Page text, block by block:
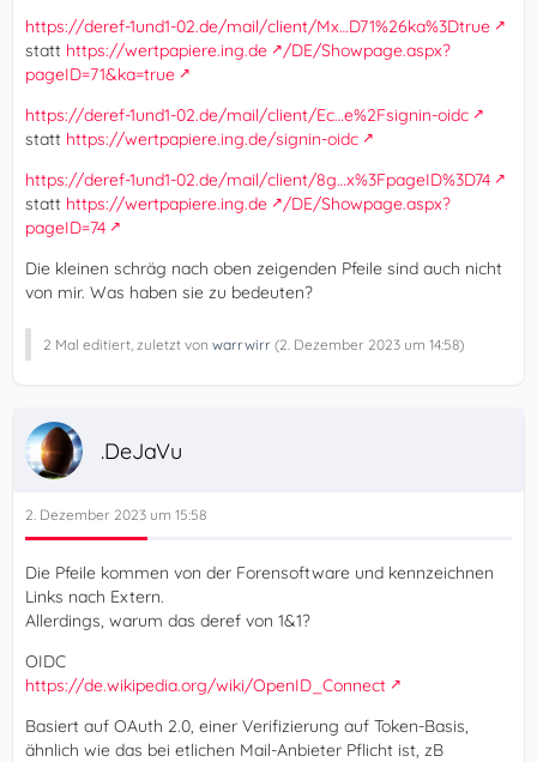
https://deref-1und1-02.de/mail/client/Mx…D71%26ka%3Dtrue
statt https://wertpapiere.ing.de
/DE/Showpage.aspx?
pageID=71&ka=true
https://deref-1und1-02.de/mail/client/Ec…e%2Fsignin-oidc
statt https://wertpapiere.ing.de/signin-oidc
https://deref-1und1-02.de/mail/client/8g…x%3FpageID%3D74
statt https://wertpapiere.ing.de
/DE/Showpage.aspx?
pageID=74
Die kleinen schräg nach oben zeigenden Pfeile sind auch nicht
von mir. Was haben sie zu bedeuten?
2 Mal editiert, zuletzt von warrwirr (2. Dezember 2023 um 14:58)
.DeJaVu
2. Dezember 2023 um 15:58
Die Pfeile kommen von der Forensoftware und kennzeichnen
Links nach Extern.
Allerdings, warum das deref von 1&1?
OIDC
https://de.wikipedia.org/wiki/OpenID_Connect
Basiert auf OAuth 2.0, einer Verifizierung auf Token-Basis,
ähnlich wie das bei etlichen Mail-Anbieter Pflicht ist, zB